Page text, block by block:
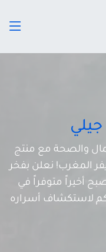
جيلي
والصحة مع منتج
المغرب! نعلن بفخر
أخيراً متوفراً في
لاستكشاف أسراره